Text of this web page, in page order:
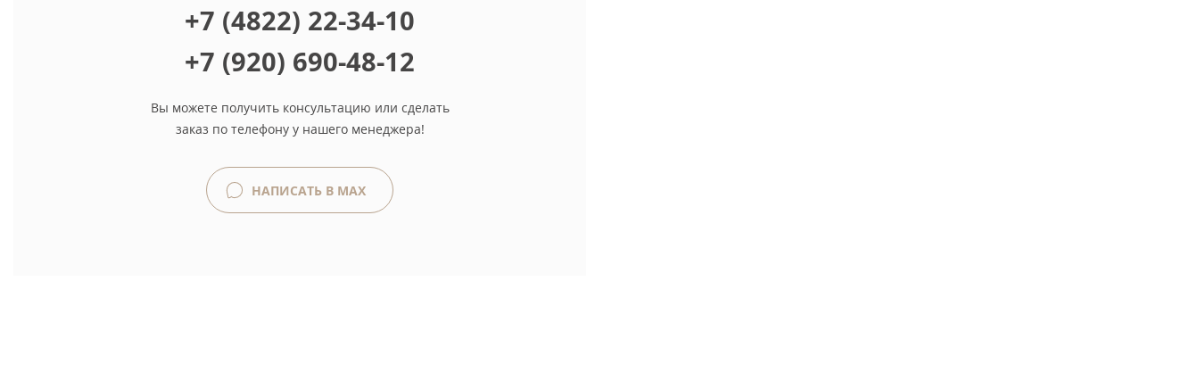
+7 (4822) 22-34-10
+7 (920) 690-48-12
Вы можете получить консультацию или сделать
заказ по телефону у нашего менеджера!
НАПИСАТЬ В MAX